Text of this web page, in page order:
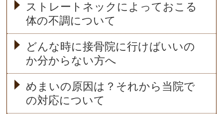
ストレートネックによっておこる
体の不調について
どんな時に接骨院に行けばいいの
か分からない方へ
めまいの原因は？それから当院で
の対応について